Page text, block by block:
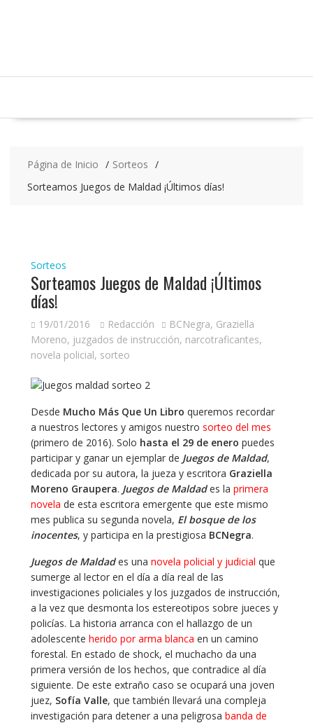
Página de Inicio
Sorteos
Sorteamos Juegos de Maldad ¡Últimos días!
Sorteos
Sorteamos Juegos de Maldad ¡Últimos
días!
19/01/2016 Redacción BCNegra, Graziella
Moreno, juzgados de instrucción, narcotraficantes,
novela policial, sorteo
Desde Mucho Más Que Un Libro queremos recordar
a nuestros lectores y amigos nuestro sorteo del mes
(primero de 2016). Solo hasta el 29 de enero puedes
participar y ganar un ejemplar de Juegos de Maldad,
dedicada por su autora, la jueza y escritora Graziella
Moreno Graupera. Juegos de Maldades la primera
novela de esta escritora emergente que este mismo
mes publica su segunda novela, El bosque de los
inocentes, y participa en la prestigiosa BCNegra.
Juegos de Maldades una novela policial y judicial que
sumerge al lector en el día a día real de las
investigaciones policiales y los juzgados de instrucción,
a la vez que desmonta los estereotipos sobre jueces y
policías. La historia arranca con el hallazgo de un
adolescente herido por arma blanca en un camino
forestal. En estado de shock, el muchacho da una
primera versión de los hechos, que contradice al día
siguiente. De este extraño caso se ocupará una joven
juez, Sofía Valle, que también llevará una compleja
investigación para detener a una peligrosa banda de